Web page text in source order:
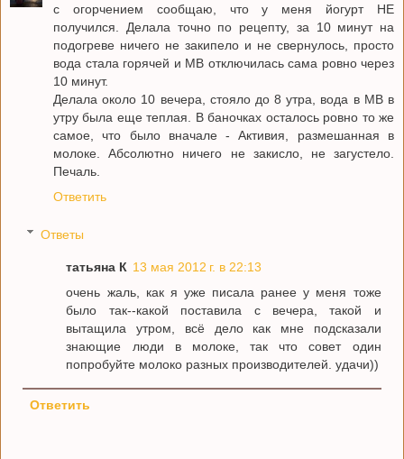
с огорчением сообщаю, что у меня йогурт НЕ
получился. Делала точно по рецепту, за 10 минут на
подогреве ничего не закипело и не свернулось, просто
вода стала горячей и МВ отключилась сама ровно через
10 минут.
Делала около 10 вечера, стояло до 8 утра, вода в МВ в
утру была еще теплая. В баночках осталось ровно то же
самое, что было вначале - Активия, размешанная в
молоке. Абсолютно ничего не закисло, не загустело.
Печаль.
Ответить
Ответы
татьяна К 13 мая 2012 г. в 22:13
очень жаль, как я уже писала ранее у меня тоже
было так--какой поставила с вечера, такой и
вытащила утром, всё дело как мне подсказали
знающие люди в молоке, так что совет один
попробуйте молоко разных производителей. удачи))
Ответить